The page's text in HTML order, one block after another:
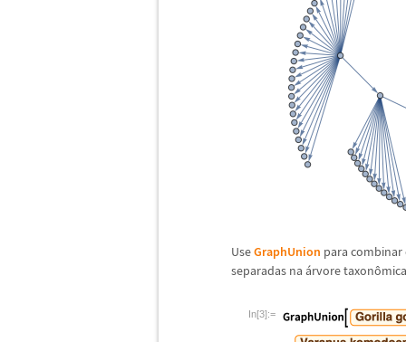
UseGraphUnion para combinar
separadas na árvore taxonô
In[3]:=